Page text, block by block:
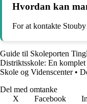
Hvordan kan
For at kontakte
Guide til Skoleporten
Distriktsskole: En komplet
Skole og Videnscenter•
Del med omtanke
X
Facebook